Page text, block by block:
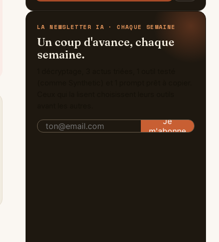
LA NEWSLETTER IA · CHAQUE SEMAINE
Un coup d'avance, chaque
semaine.